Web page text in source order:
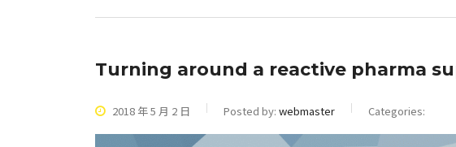
Turning around a reactive pharma
2018 年 5 月 2 日 Posted by: webmaster Categories: